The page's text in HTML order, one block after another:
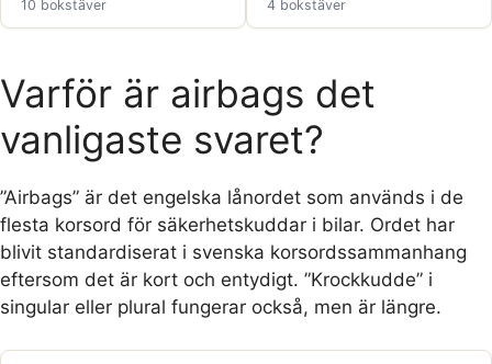
10 bokstäver 4 bokstäver
Varför är airbags det
vanligaste svaret?
”Airbags” är det engelska lånordet som används i de
flesta korsord för säkerhetskuddar i bilar. Ordet har
blivit standardiserat i svenska korsordssammanhang
eftersom det är kort och entydigt. ”Krockkudde” i
singular eller plural fungerar också, men är längre.